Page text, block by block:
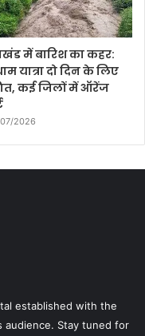
में बारिश का कहर:
यात्रा दो दिन के लिए
कई जिलों में ऑरेंज
2026
established with the
audience. Stay tuned for